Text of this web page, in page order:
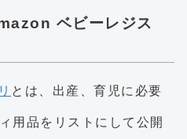
ベビーレジス
とは、出産、育児に必要
用品をリストにして公開